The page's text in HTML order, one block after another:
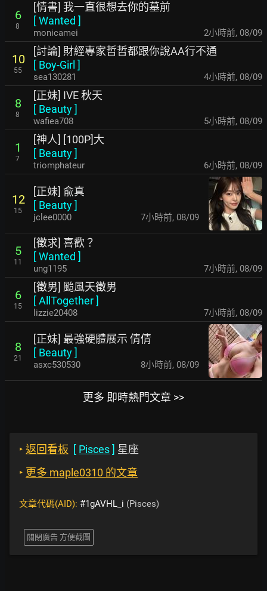
6
8
[情書] 我一直很想去你的墓前
[Wanted ]
monicamei 2小時前, 08/09
10
55
[討論] 財經專家哲哲都跟你說AA行不通
[ Boy-Girl ]
sea130281 4小時前, 08/09
8
8
[正妹] IVE 秋天
[ Beauty]
wafiea708 5小時前, 08/09
1
7
[神人] [100P]大
[ Beauty]
triomphateur 6小時前, 08/09
12
15
[正妹] 兪真
[ Beauty]
jclee0000 7小時前, 08/09
5
11
[徵求] 喜歡？
[Wanted ]
ung1195 7小時前, 08/09
6
15
[徵男] 颱風天徵男
[AllTogether]
lizzie20408 7小時前, 08/09
8
21
[正妹] 最強硬體展示 倩倩
[ Beauty]
asxc530530 8小時前, 08/09
更多 即時熱門文章 >>
‣ 返回看板 [ Pisces] 星座
‣ 更多 maple0310 的文章
文章代碼(AID): #1gAVHL_i (Pisces)
關閉廣告 方便截圖